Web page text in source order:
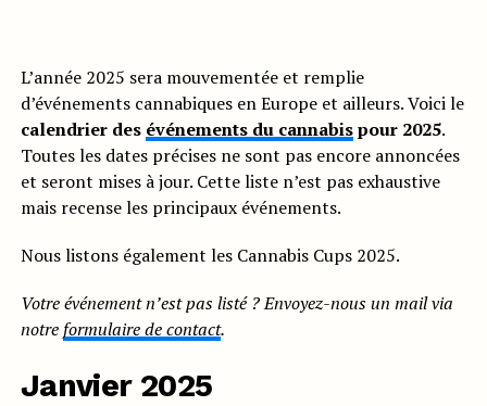
L’année 2025 sera mouvementée et remplie
d’événements cannabiques en Europe et ailleurs. Voici le
calendrier des événements du cannabispour 2025.
Toutes les dates précises ne sont pas encore annoncées
et seront mises à jour. Cette liste n’est pas exhaustive
mais recense les principaux événements.
Nous listons également les Cannabis Cups 2025.
Votre événement n’est pas listé ? Envoyez-nous un mail via
notre formulaire de contact.
Janvier 2025